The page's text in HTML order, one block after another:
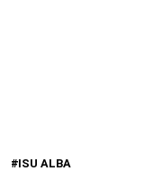
ISU ALBA